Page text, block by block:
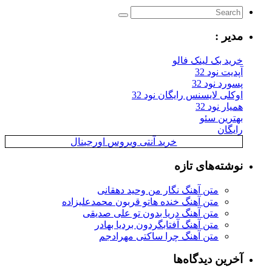
:
بک لینک فالو
نود 32
لایسنس رایگان نود 32
نود 32
سئو
خرید آنتی ویروس اورجینال
تازه
متن آهنگ نگار من وحید دهقانی
متن آهنگ خنده هاتو قربون محمدعلیزاده
متن آهنگ دریا بدون تو علی صدیقی
متن آهنگ آفتابگردون بردیا بهادر
متن آهنگ چرا ساکتی مهرادجم
دیدگاه‌ها